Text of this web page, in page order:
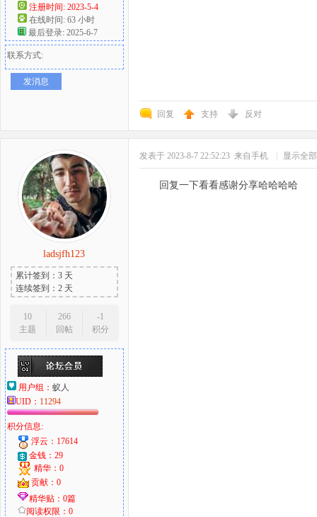
注册时间: 2023-5-4
在线时间: 63 小时
最后登录: 2025-6-7
联系方式:
发消息
回复 支持 反对
ladsjfh123
累计签到：3 天
连续签到：2 天
10
主题
266
回帖
-1
积分
用户组： 蚁人
UID： 11294
积分信息:
浮云：17614
金钱：29
精华：0
贡献：0
精华贴：0篇
阅读权限：0
发表于 2023-8-7 22:52:23 来自手机 显示全
回复一下看看感谢分享哈哈哈哈